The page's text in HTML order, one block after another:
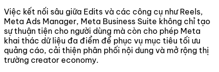
Việc kết nối sâu giữa Edits và các công cụ như Reels,
Meta Ads Manager, Meta Business Suite không chỉ tạo
sự thuận tiện cho người dùng mà còn cho phép Meta
khai thác dữ liệu đa điểm để phục vụ mục tiêu tối ưu
quảng cáo, cải thiện phân phối nội dung và mở rộng thị
trường creator economy.